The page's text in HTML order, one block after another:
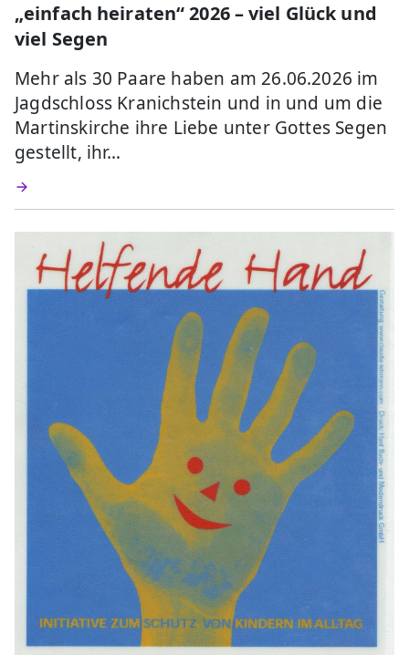
„einfach heiraten“ 2026 – viel Glück und
viel Segen
Mehr als 30 Paare haben am 26.06.2026 im
Jagdschloss Kranichstein und in und um die
Martinskirche ihre Liebe unter Gottes Segen
gestellt, ihr…